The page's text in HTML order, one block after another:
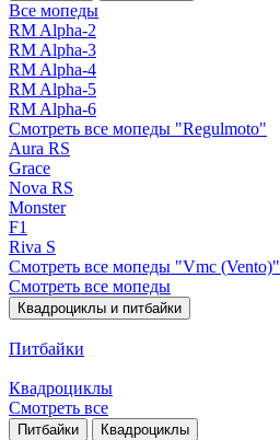
Все мопеды
RM Alpha-2
RM Alpha-3
RM Alpha-4
RM Alpha-5
RM Alpha-6
Смотреть все мопеды "Regulmoto"
Aura RS
Grace
Nova RS
Monster
F1
Riva S
Смотреть все мопеды "Vmc (Vento)"
Смотреть все мопеды
Квадроциклы и питбайки
Питбайки
Квадроциклы
Смотреть все
Питбайки Квадроциклы